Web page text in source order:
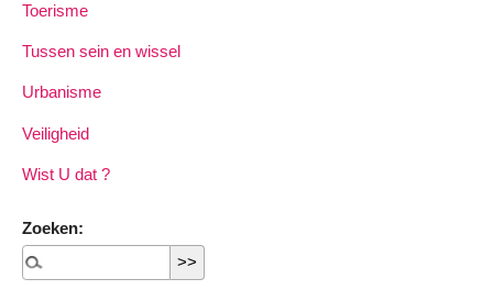
Toerisme
Tussen sein en wissel
Urbanisme
Veiligheid
Wist U dat ?
Zoeken: